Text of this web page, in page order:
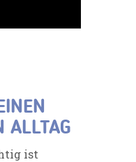
ALLTAG
ist